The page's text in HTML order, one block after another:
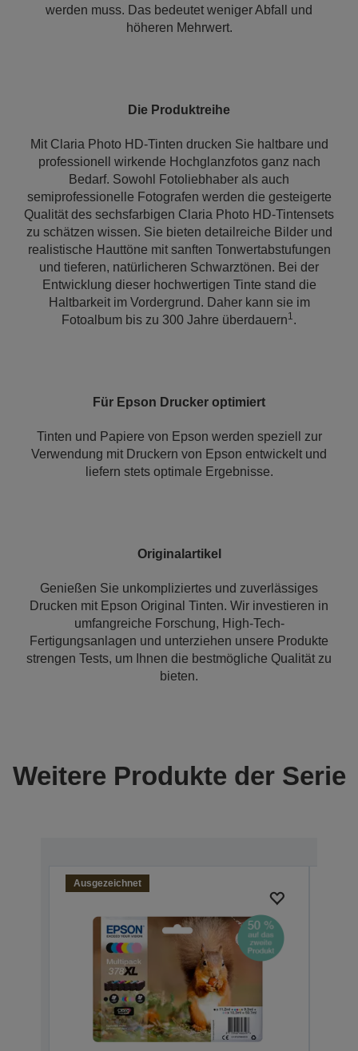
werden muss. Das bedeutet weniger Abfall und
höheren Mehrwert.
Die Produktreihe
Mit Claria Photo HD-Tinten drucken Sie haltbare und
professionell wirkende Hochglanzfotos ganz nach
Bedarf. Sowohl Fotoliebhaber als auch
semiprofessionelle Fotografen werden die gesteigerte
Qualität des sechsfarbigen Claria Photo HD-Tintensets
zu schätzen wissen. Sie bieten detailreiche Bilder und
realistische Hauttöne mit sanften Tonwertabstufungen
und tieferen, natürlicheren Schwarztönen. Bei der
Entwicklung dieser hochwertigen Tinte stand die
Haltbarkeit im Vordergrund. Daher kann sie im
Fotoalbum bis zu 300 Jahre überdauern1.
Für Epson Drucker optimiert
Tinten und Papiere von Epson werden speziell zur
Verwendung mit Druckern von Epson entwickelt und
liefern stets optimale Ergebnisse.
Originalartikel
Genießen Sie unkompliziertes und zuverlässiges
Drucken mit Epson Original Tinten. Wir investieren in
umfangreiche Forschung, High-Tech-
Fertigungsanlagen und unterziehen unsere Produkte
strengen Tests, um Ihnen die bestmögliche Qualität zu
bieten.
Weitere Produkte der Serie
Ausgezeichnet